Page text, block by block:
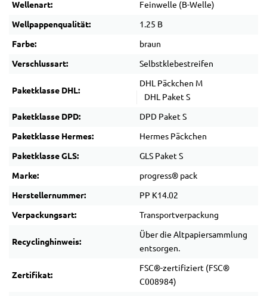
Wellenart: Feinwelle (B-Welle)
Wellpappenqualität: 1.25 B
Farbe: braun
Verschlussart: Selbstklebestreifen
Paketklasse DHL:
DHL Päckchen M
DHL Paket S
Paketklasse DPD: DPD Paket S
Paketklasse Hermes: Hermes Päckchen
Paketklasse GLS: GLS Paket S
Marke: progress® pack
Herstellernummer: PP K14.02
Verpackungsart: Transportverpackung
Recyclinghinweis:
Über die Altpapiersammlung
entsorgen.
Zertifikat:
FSC®-zertifiziert (FSC®
C008984)